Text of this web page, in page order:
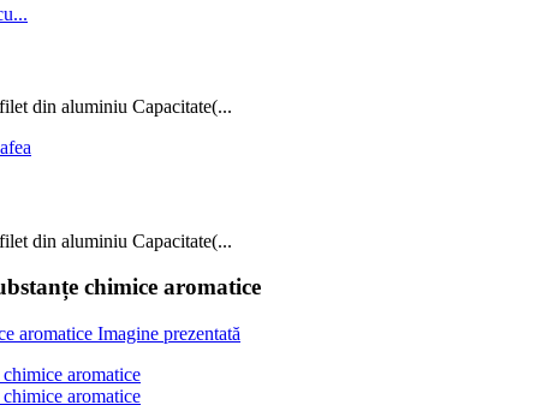
din aluminiu Capacitate(...
din aluminiu Capacitate(...
chimice aromatice